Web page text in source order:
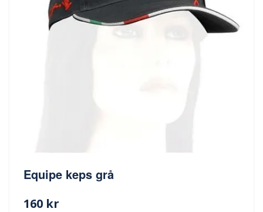
Equipe keps grå
160 kr